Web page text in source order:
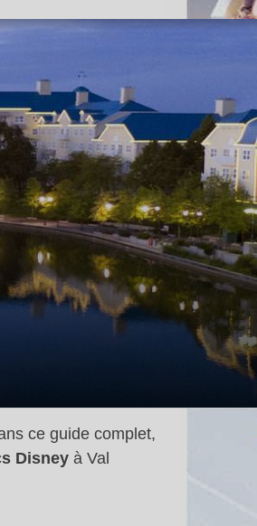
ce guide complet,
Disney à Val